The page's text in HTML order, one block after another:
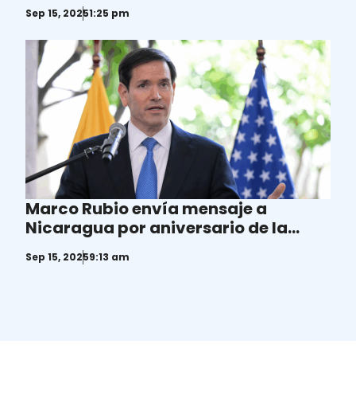
Sep 15, 20251:25 pm
Marco Rubio envía mensaje a
Nicaragua por aniversario de la
Independencia centroamericana
Sep 15, 20259:13 am